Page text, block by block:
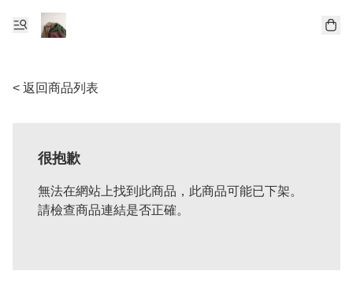
< 返回商品列表
很抱歉
無法在網站上找到此商品，此商品可能已下架。
請檢查商品連結是否正確。